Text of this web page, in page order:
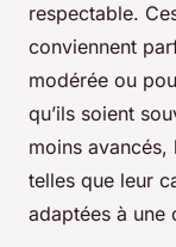
respectable.
conviennent
modérée ou
qu’ils soient
moins avancés,
telles que leur
adaptées à une